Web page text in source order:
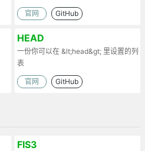
出.Browserify的原理：部署时处理代
码依赖，将模块打包为一个文件。
官网 GitHub
HEAD
一份你可以在 &lt;head&gt; 里设置的列
表
官网 GitHub
FIS3